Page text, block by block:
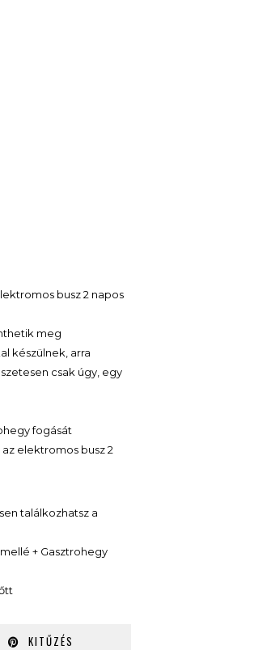
busz 2 napos
meg
készülnek, arra
csak úgy, egy
fogását
elektromos busz 2
találkozhatsz a
+ Gasztrohegy
KITŰZÉS